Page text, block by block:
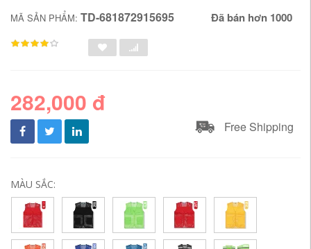
MÃ SẢN PHẨM: TD-681872915695 Đã bán hơn 1000
282,000 đ
Free Shipping
MÀU SẮC: